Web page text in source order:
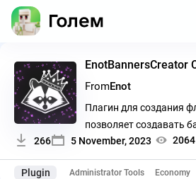
FromEnot
Плагин для создания
позволяет создавать
сайте в онлайн-
266 5 November, 2023 2064
Plugin Administrator Tools Economy